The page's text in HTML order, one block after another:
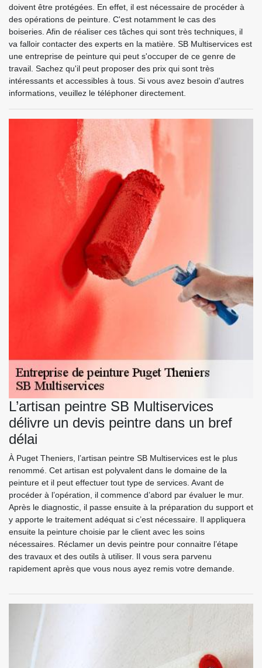
doivent être protégées. En effet, il est nécessaire de procéder à
des opérations de peinture. C'est notamment le cas des
boiseries. Afin de réaliser ces tâches qui sont très techniques, il
va falloir contacter des experts en la matière. SB Multiservices est
une entreprise de peinture qui peut s'occuper de ce genre de
travail. Sachez qu'il peut proposer des prix qui sont très
intéressants et accessibles à tous. Si vous avez besoin d'autres
informations, veuillez le téléphoner directement.
L’artisan peintre SB Multiservices
délivre un devis peintre dans un bref
délai
À Puget Theniers, l’artisan peintre SB Multiservices est le plus
renommé. Cet artisan est polyvalent dans le domaine de la
peinture et il peut effectuer tout type de services. Avant de
procéder à l’opération, il commence d’abord par évaluer le mur.
Après le diagnostic, il passe ensuite à la préparation du support et
y apporte le traitement adéquat si c’est nécessaire. Il appliquera
ensuite la peinture choisie par le client avec les soins
nécessaires. Réclamer un devis peintre pour connaitre l’étape
des travaux et des outils à utiliser. Il vous sera parvenu
rapidement après que vous nous ayez remis votre demande.